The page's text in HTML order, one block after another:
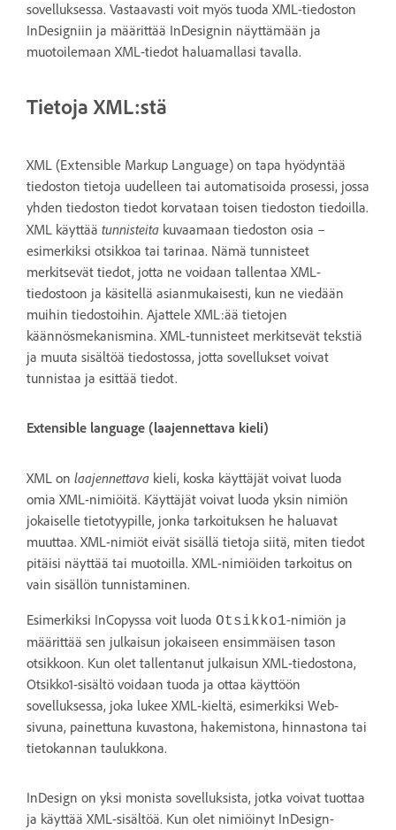
sovelluksessa. Vastaavasti voit myös tuoda XML-tiedoston
InDesigniin ja määrittää InDesignin näyttämään ja
muotoilemaan XML-tiedot haluamallasi tavalla.
Tietoja XML:stä
XML (Extensible Markup Language) on tapa hyödyntää
tiedoston tietoja uudelleen tai automatisoida prosessi, jossa
yhden tiedoston tiedot korvataan toisen tiedoston tiedoilla.
XML käyttää tunnisteita kuvaamaan tiedoston osia –
esimerkiksi otsikkoa tai tarinaa. Nämä tunnisteet
merkitsevät tiedot, jotta ne voidaan tallentaa XML-
tiedostoon ja käsitellä asianmukaisesti, kun ne viedään
muihin tiedostoihin. Ajattele XML:ää tietojen
käännösmekanismina. XML-tunnisteet merkitsevät tekstiä
ja muuta sisältöä tiedostossa, jotta sovellukset voivat
tunnistaa ja esittää tiedot.
Extensible language (laajennettava kieli)
XML on laajennettava kieli, koska käyttäjät voivat luoda
omia XML-nimiöitä. Käyttäjät voivat luoda yksin nimiön
jokaiselle tietotyypille, jonka tarkoituksen he haluavat
muuttaa. XML-nimiöt eivät sisällä tietoja siitä, miten tiedot
pitäisi näyttää tai muotoilla. XML-nimiöiden tarkoitus on
vain sisällön tunnistaminen.
Esimerkiksi InCopyssa voit luoda Otsikko1-nimiön ja
määrittää sen julkaisun jokaiseen ensimmäisen tason
otsikkoon. Kun olet tallentanut julkaisun XML-tiedostona,
Otsikko1-sisältö voidaan tuoda ja ottaa käyttöön
sovelluksessa, joka lukee XML-kieltä, esimerkiksi Web-
sivuna, painettuna kuvastona, hakemistona, hinnastona tai
tietokannan taulukkona.
InDesign on yksi monista sovelluksista, jotka voivat tuottaa
ja käyttää XML-sisältöä. Kun olet nimiöinyt InDesign-